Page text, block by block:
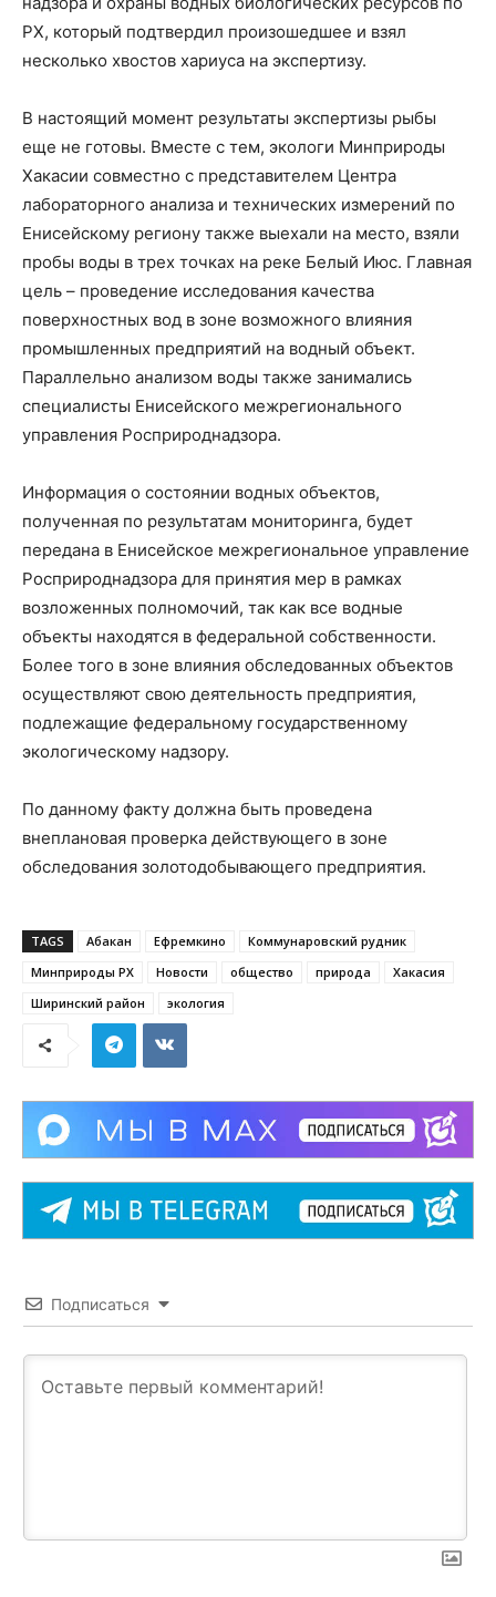
РХ, который подтвердил произошедшее и взял
несколько хвостов хариуса на экспертизу.
В настоящий момент результаты экспертизы рыбы
еще не готовы. Вместе с тем, экологи Минприроды
Хакасии совместно с представителем Центра
лабораторного анализа и технических измерений по
Енисейскому региону также выехали на место, взяли
пробы воды в трех точках на реке Белый Июс. Главная
цель – проведение исследования качества
поверхностных вод в зоне возможного влияния
промышленных предприятий на водный объект.
Параллельно анализом воды также занимались
специалисты Енисейского межрегионального
управления Росприроднадзора.
Информация о состоянии водных объектов,
полученная по результатам мониторинга, будет
передана в Енисейское межрегиональное управление
Росприроднадзора для принятия мер в рамках
возложенных полномочий, так как все водные
объекты находятся в федеральной собственности.
Более того в зоне влияния обследованных объектов
осуществляют свою деятельность предприятия,
подлежащие федеральному государственному
экологическому надзору.
По данному факту должна быть проведена
внеплановая проверка действующего в зоне
обследования золотодобывающего предприятия.
TAGS Абакан Ефремкино
Коммунаровский рудник
Минприроды РХ
Новости общество природа
Хакасия
Ширинский район
экология
Подписаться